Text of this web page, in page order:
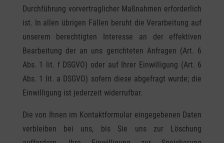
Durchführung vorvertraglicher Maßnahmen erforderlich
ist. In allen übrigen Fällen beruht die Verarbeitung auf
unserem berechtigten Interesse an der effektiven
Bearbeitung der an uns gerichteten Anfragen (Art. 6
Abs. 1 lit. f DSGVO) oder auf Ihrer Einwilligung (Art. 6
Abs. 1 lit. a DSGVO) sofern diese abgefragt wurde; die
Einwilligung ist jederzeit widerrufbar.
Die von Ihnen im Kontaktformular eingegebenen Daten
verbleiben bei uns, bis Sie uns zur Löschung